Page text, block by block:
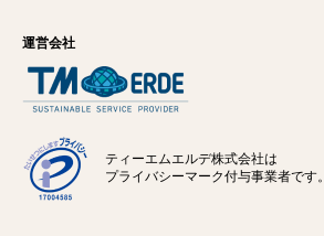
運営会社
ティーエムエルデ株式会社は
プライバシーマーク付与事業者です。